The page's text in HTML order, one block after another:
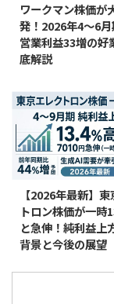
ワークマン株価が
発！2026年4〜6
営業利益33増の好
底解説
【2026年最新】
トロン株価が一時
と急伸！純利益上
背景と今後の展望